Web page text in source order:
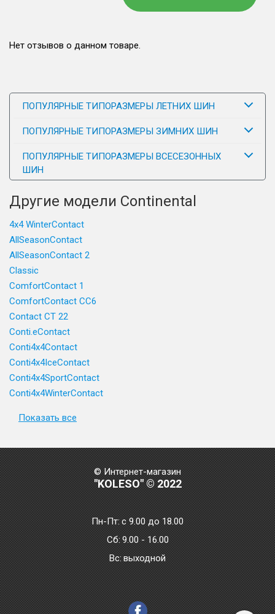
Нет отзывов о данном товаре.
ПОПУЛЯРНЫЕ ТИПОРАЗМЕРЫ ЛЕТНИХ ШИН
ПОПУЛЯРНЫЕ ТИПОРАЗМЕРЫ ЗИМНИХ ШИН
ПОПУЛЯРНЫЕ ТИПОРАЗМЕРЫ ВСЕСЕЗОННЫХ
ШИН
Другие модели Continental
4x4 WinterContact
AllSeasonContact
AllSeasonContact 2
Classic
ComfortContact 1
ComfortContact CC6
Contact CT 22
Conti.eContact
Conti4x4Contact
Conti4x4IceContact
Conti4x4SportContact
Conti4x4WinterContact
Показать все
© Интернет-магазин
"KOLESO" © 2022
Пн-Пт:с 9.00 до 18.00
Сб: 9.00 - 16.00
Bc: выходной